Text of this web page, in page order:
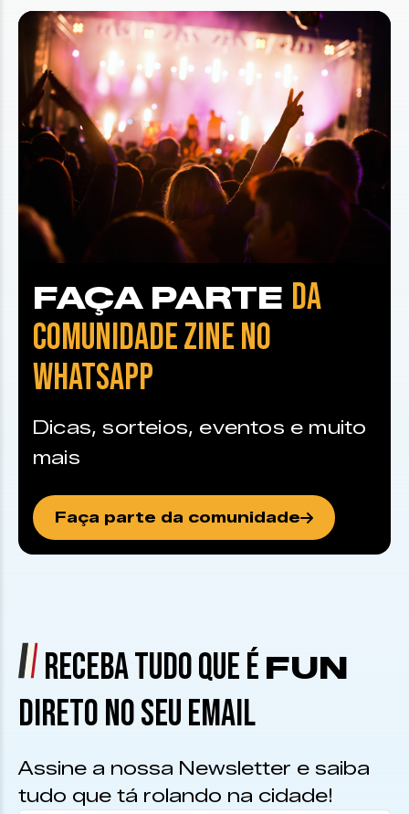
FAÇA PARTE DA
COMUNIDADE ZINE NO
WHATSAPP
Dicas, sorteios, eventos e muito
mais
Faça parte da comunidade
RECEBA TUDO QUE É FUN
DIRETO NO SEU EMAIL
Assine a nossa Newsletter e saiba
tudo que tá rolando na cidade!